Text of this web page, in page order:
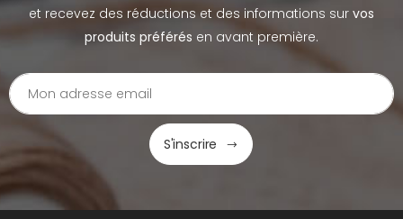
et recevez des réductions et des informations sur vos
produits préférés en avant première.
S'inscrire